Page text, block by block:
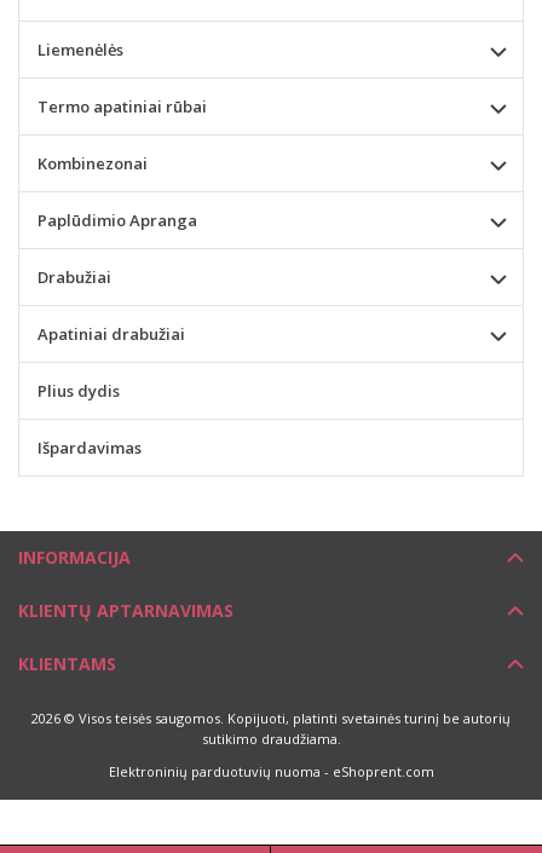
Liemenėlės
Termo apatiniai rūbai
Kombinezonai
Paplūdimio Apranga
Drabužiai
Apatiniai drabužiai
Plius dydis
Išpardavimas
INFORMACIJA
KLIENTŲ APTARNAVIMAS
KLIENTAMS
2026 © Visos teisės saugomos. Kopijuoti, platinti svetainės turinį be autorių
sutikimo draudžiama.
Elektroninių parduotuvių nuoma - eShoprent.com